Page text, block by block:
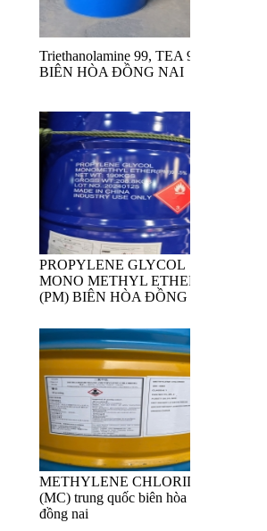
Triethanolamine 99, TEA 99
BIÊN HÒA ĐỒNG NAI
PROPYLENE GLYCOL
MONO METHYL ETHER
(PM) BIÊN HÒA ĐỒNG NAI
METHYLENE CHLORIDE
(MC) trung quốc biên hòa ,
đồng nai